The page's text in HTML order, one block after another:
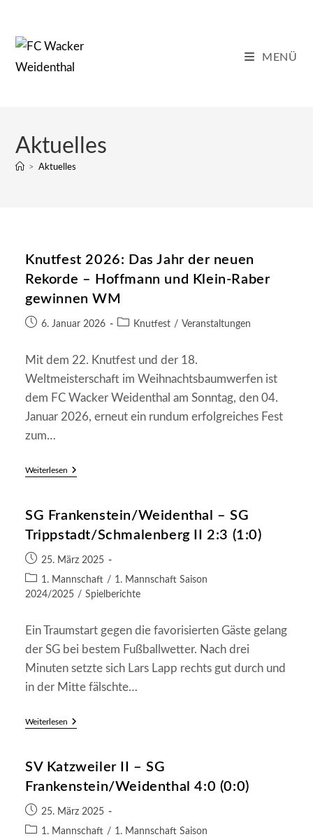
springen
MENÜ
Aktuelles
> Aktuelles
Knutfest 2026: Das Jahr der neuen
Rekorde – Hoffmann und Klein-Raber
gewinnen WM
Beitrag6. Januar 2026
Beitrags-
Knutfest / Veranstaltungen
Mit dem 22. Knutfest und der 18.
Weltmeisterschaft im Weihnachtsbaumwerfen ist
dem FC Wacker Weidenthal am Sonntag, den 04.
Januar 2026, erneut ein rundum erfolgreiches Fest
zum…
WeiterlesenKnutfest
Der
Rekorde
Hoffmann
Klein-
Raber
SG Frankenstein/Weidenthal – SG
Trippstadt/Schmalenberg II 2:3 (1:0)
Beitrag
veröffentlicht:
25. März 2025
Beitrags-
Kategorie:
1. Mannschaft / 1. Mannschaft Saison
2024/2025 / Spielberichte
Ein Traumstart gegen die favorisierten Gäste gelang
der SG bei bestem Fußballwetter. Nach drei
Minuten setzte sich Lars Lapp rechts gut durch und
in der Mitte fälschte…
WeiterlesenSG
Trippstadt/Schmalenberg
2:3
SV Katzweiler II – SG
Frankenstein/Weidenthal 4:0 (0:0)
Beitrag
veröffentlicht:
25. März 2025
Beitrags-
1. Mannschaft / 1. Mannschaft Saison